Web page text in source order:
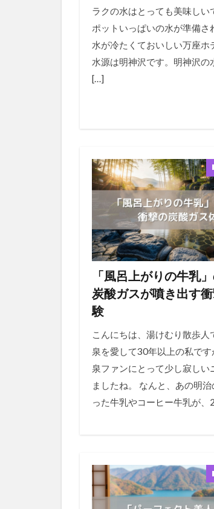
ラクの水はとっても美味しい
ポットいっぱいの水が準備さ
水が冷たくておいしい万座ホ
水源は明神沢です。明神沢の
[…]
「風呂上がりの牛乳
炭酸ガスが噴き出す
験
こんにちは、湯けむり散歩人
泉を愛して30年以上の私で
泉ファンにとって少し寂しい
ましたね。 なんと、あの明
った牛乳やコーヒー牛乳が